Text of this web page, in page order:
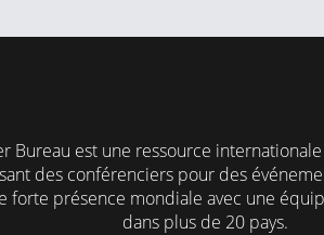
Bureau est une ressource
des conférenciers pour des
forte présence mondiale avec une
dans plus de 20 pays.